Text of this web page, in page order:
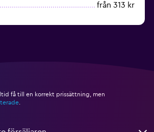
från 313 kr
få till en korrekt prissättning, men